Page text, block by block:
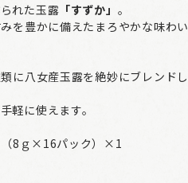
れた玉露 「すずか」 。
を豊かに備えたまろやかな味わい
に八女産玉露を絶妙にブレンドし
軽に使えます。
（8ｇ×16パック）×1